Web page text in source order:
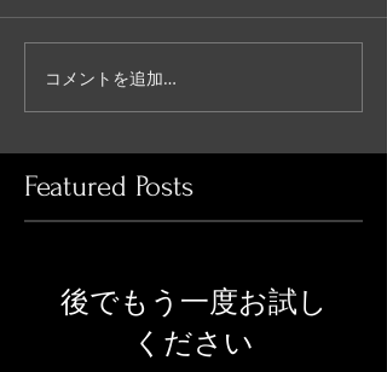
コメントを追加…
Featured Posts
後でもう一度お試し
ください